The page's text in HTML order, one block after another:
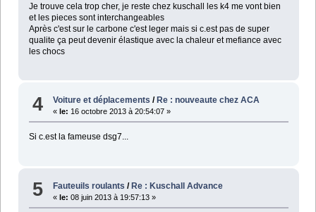
Je trouve cela trop cher, je reste chez kuschall les k4 me vont bien
et les pieces sont interchangeables
Après c'est sur le carbone c'est leger mais si c.est pas de super
qualite ça peut devenir élastique avec la chaleur et mefiance avec
les chocs
4 Voiture et déplacements / Re : nouveaute chez ACA
« le: 16 octobre 2013 à 20:54:07 »
Si c.est la fameuse dsg7...
5 Fauteuils roulants /Re : Kuschall Advance
«le: 08 juin 2013 à 19:57:13 »